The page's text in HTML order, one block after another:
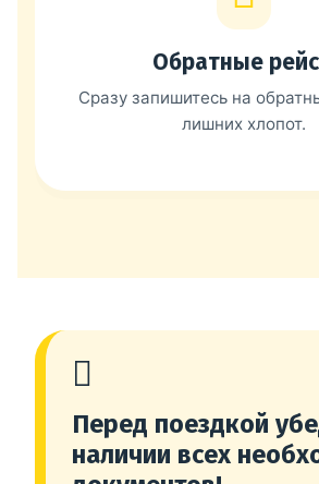
Обратные
Сразу запишитесь на
лишних хлопот.
Перед поездкой
наличии всех